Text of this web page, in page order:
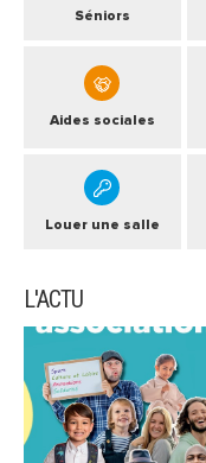
Séniors
Aides sociales
Louer une salle
L'ACTU